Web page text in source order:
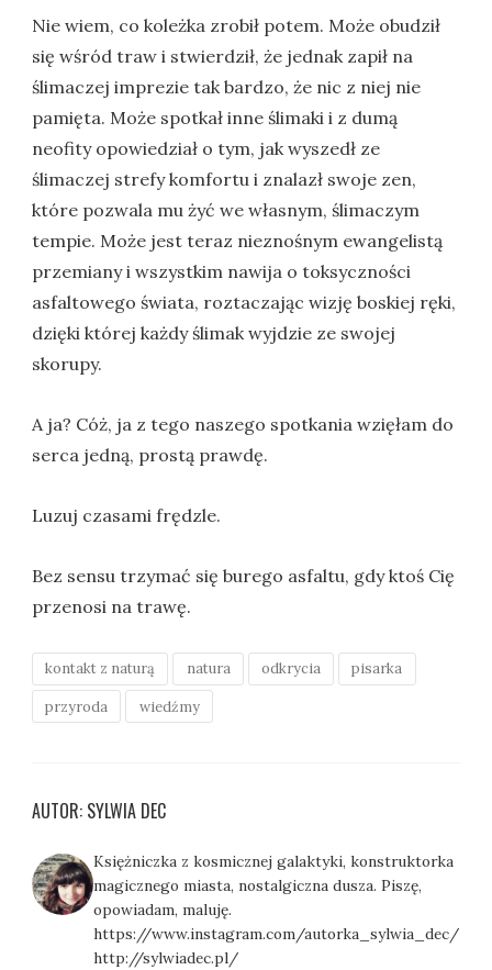
Nie wiem, co koleżka zrobił potem. Może obudził
się wśród traw i stwierdził, że jednak zapił na
ślimaczej imprezie tak bardzo, że nic z niej nie
pamięta. Może spotkał inne ślimaki i z dumą
neofity opowiedział o tym, jak wyszedł ze
ślimaczej strefy komfortu i znalazł swoje zen,
które pozwala mu żyć we własnym, ślimaczym
tempie. Może jest teraz nieznośnym ewangelistą
przemiany i wszystkim nawija o toksyczności
asfaltowego świata, roztaczając wizję boskiej ręki,
dzięki której każdy ślimak wyjdzie ze swojej
skorupy.
A ja? Cóż, ja z tego naszego spotkania wzięłam do
serca jedną, prostą prawdę.
Luzuj czasami frędzle.
Bez sensu trzymać się burego asfaltu, gdy ktoś Cię
przenosi na trawę.
kontakt z naturą natura odkrycia pisarka
przyroda wiedźmy
AUTOR: SYLWIA DEC
Księżniczka z kosmicznej galaktyki, konstruktorka
magicznego miasta, nostalgiczna dusza. Piszę,
opowiadam, maluję.
https://www.instagram.com/autorka_sylwia_dec/
http://sylwiadec.pl/